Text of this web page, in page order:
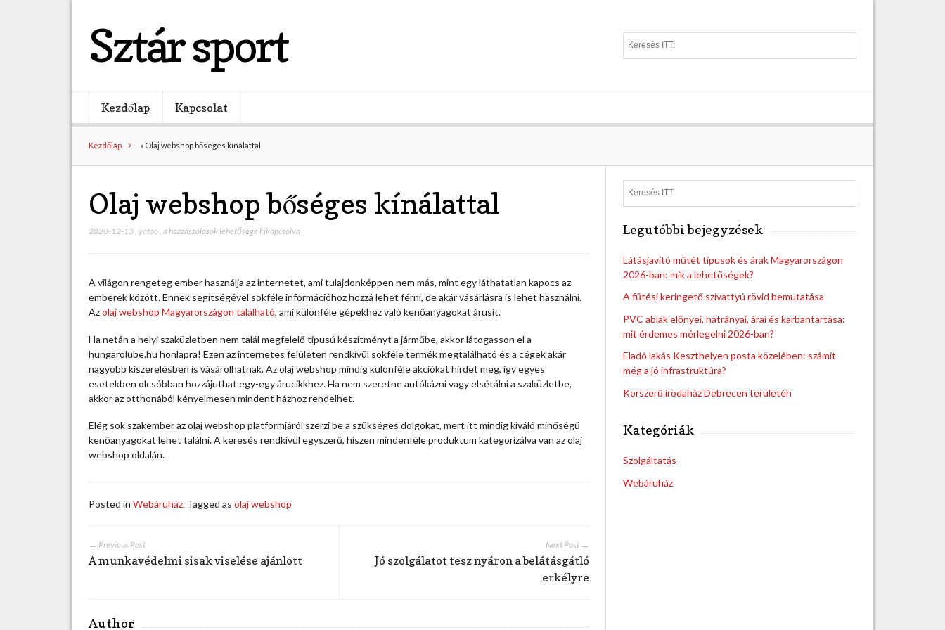
Sztár sport
e
c
Kezdőlap Kapcsolat
Kezdőlap » Olaj webshop bőséges kínálattal
Olaj webshop bőséges kínálattal
2020-12-13 ,yatoo ,O
w
e
o
p
s
é
s
í
n
l
t
a hozzászólások lehetősége kikapcsolva
A világon rengeteg ember használja az internetet, ami tulajdonképpen nem más, mint egy láthatatlan kapocs az
emberek között. Ennek segítségével sokféle információhoz hozzá lehet férni, de akár vásárlásra is lehet használni.
Azolaj webshop Magyarországon található, ami különféle gépekhez való kenőanyagokat árusít.
Ha netán a helyi szaküzletben nem talál megfelelő típusú készítményt a járműbe, akkor látogasson el a
hungarolube.hu honlapra! Ezen az internetes felületen rendkívül sokféle termék megtalálható és a cégek akár
nagyobb kiszerelésben is vásárolhatnak.Az olaj webshop mindig különféle akciókat hirdet meg, így egyes
esetekben olcsóbban hozzájuthat egy-egy árucikkhez. Ha nem szeretne autókázni vagy elsétálni a szaküzletbe,
akkor az otthonából kényelmesen mindent házhoz rendelhet.
Elég sok szakember az olaj webshop platformjáról szerzi be a szükséges dolgokat, mert itt mindig kiváló minőségű
kenőanyagokat lehet találni. A keresés rendkívül egyszerű, hiszen mindenféle produktum kategorizálva van az olaj
webshop oldalán.
Posted inWebáruház. Tagged asolaj webshop
Next Post →
Jó szolgálatot tesz nyáron a belátásgátló
erkélyre
← Previous Post
A munkavédelmi sisak viselése ajánlott
Author
e
Legutóbbi bejegyzések
Látásjavító műtét típusok és árak Magyarországon
2026-ban: mik a lehetőségek?
A fűtési keringető szivattyú rövid bemutatása
PVC ablak előnyei, hátrányai, árai és karbantartása:
mit érdemes mérlegelni 2026-ban?
Eladó lakás Keszthelyen posta közelében: számít
még a jó infrastruktúra?
Korszerű irodaház Debrecen területén
Kategóriák
Szolgáltatás
Webáruház